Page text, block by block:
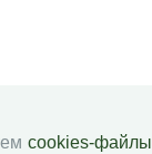
cookies-файлы